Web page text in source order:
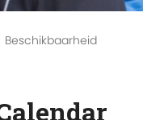
Beschikbaarheid